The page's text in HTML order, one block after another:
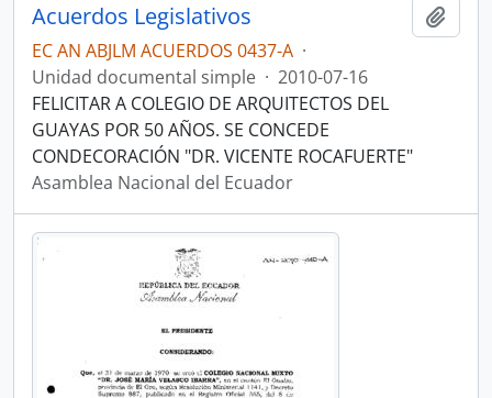
Acuerdos Legislativos
EC AN ABJLM ACUERDOS 0437-A ·
Unidad documental simple · 2010-07-16
FELICITAR A COLEGIO DE ARQUITECTOS DEL
GUAYAS POR 50 AÑOS. SE CONCEDE
CONDECORACIÓN "DR. VICENTE ROCAFUERTE"
Asamblea Nacional del Ecuador